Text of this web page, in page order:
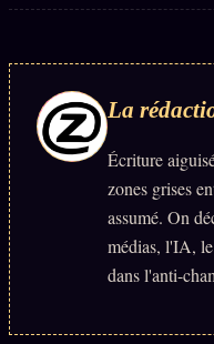
Z/S SYSTEMS
z/S SYSTEMS2026
BRAINS
GENERIC
Archives SMK
La
Écriture
zones grises
assumé. On
médias, l'IA,
dans l'anti-